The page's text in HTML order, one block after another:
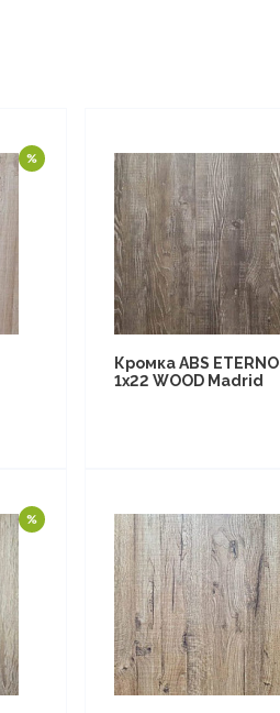
Кромка ABS ETERNO
1x22 WOOD Madrid